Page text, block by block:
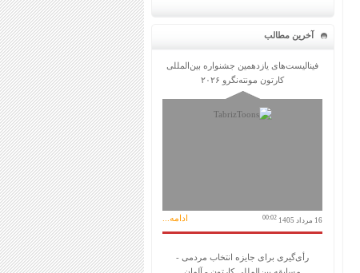
آخرین مطالب
فینالیست‌های یازدهمین جشنواره بین‌المللی
کارتون مونته‌نگرو ۲۰۲۶
16 مرداد 1405 00:02 ادامه...
رأی‌گیری برای جایزه انتخاب مردمی -